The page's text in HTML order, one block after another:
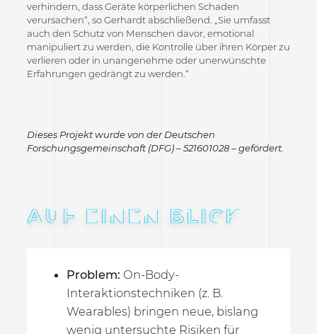
verhindern, dass Geräte körperlichen Schaden
verursachen“, so Gerhardt abschließend. „Sie umfasst
auch den Schutz von Menschen davor, emotional
manipuliert zu werden, die Kontrolle über ihren Körper zu
verlieren oder in unangenehme oder unerwünschte
Erfahrungen gedrängt zu werden.“
Dieses Projekt wurde von der Deutschen
Forschungsgemeinschaft (DFG) – 521601028 – gefördert.
AUF EINEN BLICK
Problem: On-Body-
Interaktionstechniken (z. B.
Wearables) bringen neue, bislang
wenig untersuchte Risiken für